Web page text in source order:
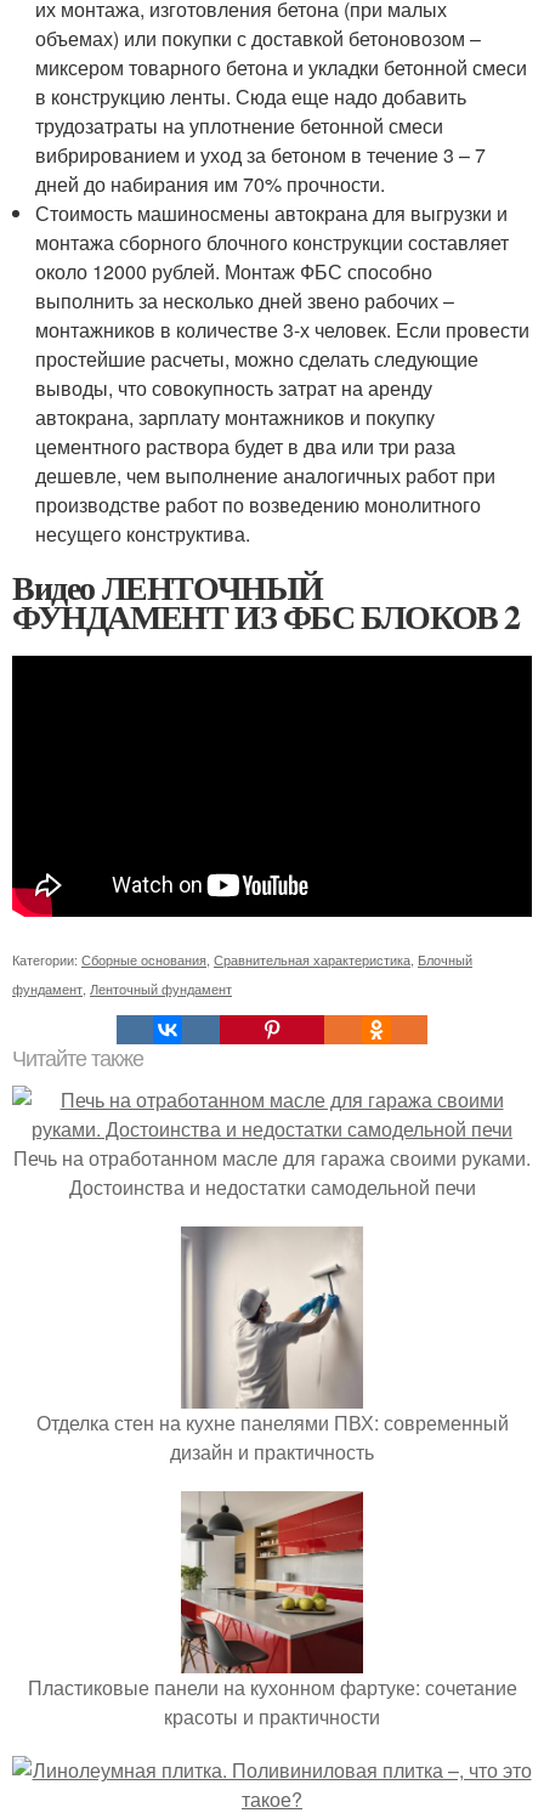
их монтажа, изготовления бетона (при малых
объемах) или покупки с доставкой бетоновозом –
миксером товарного бетона и укладки бетонной смеси
в конструкцию ленты. Сюда еще надо добавить
трудозатраты на уплотнение бетонной смеси
вибрированием и уход за бетоном в течение 3 – 7
дней до набирания им 70% прочности.
Стоимость машиносмены автокрана для выгрузки и
монтажа сборного блочного конструкции составляет
около 12000 рублей. Монтаж ФБС способно
выполнить за несколько дней звено рабочих –
монтажников в количестве 3-х человек. Если провести
простейшие расчеты, можно сделать следующие
выводы, что совокупность затрат на аренду
автокрана, зарплату монтажников и покупку
цементного раствора будет в два или три раза
дешевле, чем выполнение аналогичных работ при
производстве работ по возведению монолитного
несущего конструктива.
Видео ЛЕНТОЧНЫЙ
ФУНДАМЕНТ ИЗ ФБС БЛОКОВ 2
Категории: Сборные основания Сравнительная характеристика Блочный
фундамент Ленточный фундамент
Читайте также
Печь на отработанном масле для гаража своими руками.
Достоинства и недостатки самодельной печи
Отделка стен на кухне панелями ПВХ: современный
дизайн и практичность
Пластиковые панели на кухонном фартуке: сочетание
красоты и практичности